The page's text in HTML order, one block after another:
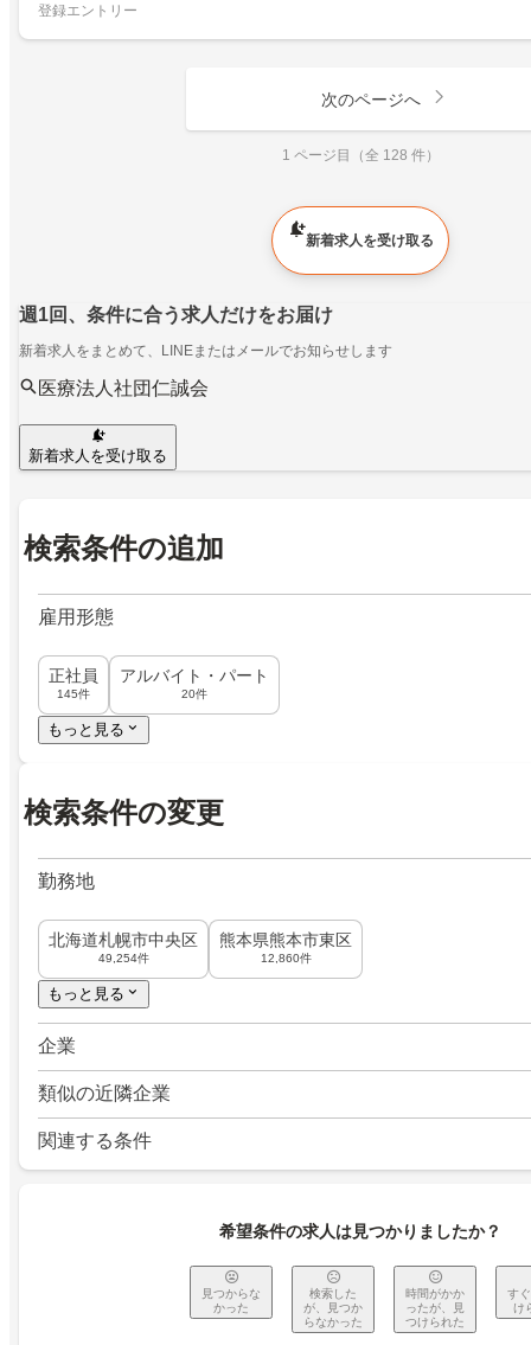
登録エントリー
次のページへ
1 ページ目（全 128 件）
新着求人を受け取る
週1回、条件に合う求人だけをお届け
新着求人をまとめて、LINEまたはメールでお知らせします
医療法人社団仁誠会
新着求人を受け取る
検索条件の追加
雇用形態
正社員
145件
アルバイト・パート
20件
もっと見る
検索条件の変更
勤務地
北海道札幌市中央区
49,254件
熊本県熊本市東区
12,860件
もっと見る
企業
類似の近隣企業
関連する条件
希望条件の求人は見つかりましたか？
見つからな
かった
検索した
が、見つか
らなかった
時間がかか
ったが、見
つけられた
す
け